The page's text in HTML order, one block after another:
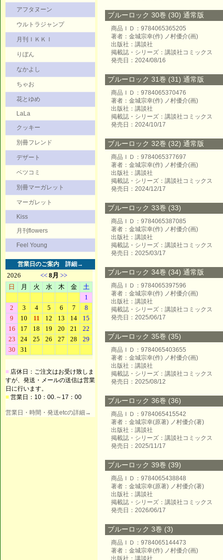
アフタヌーン
ウルトラジャンプ
月刊ＩＫＫＩ
りぼん
なかよし
ちゃお
花とゆめ
LaLa
クッキー
別冊フレンド
デザート
ベツコミ
別冊マーガレット
マーガレット
Kiss
月刊flowers
Feel Young
営業日のご案内 詳細→
■ 店休日：ご注文はお受け致しま
すが、発送・メールの送信は営業
日に行います。
■ 営業日：10：00.～17：00
営業日・時間・発送etcの詳細→
ブルーロック 30巻 (30) 通常版
商品ＩＤ：9784065365205
著者：金城宗幸(作) ノ村優介(画)
出版社：講談社
掲載誌・シリーズ：講談社コミックス
発売日：2024/08/16
ブルーロック 31巻 (31) 通常版
商品ＩＤ：9784065370476
著者：金城宗幸(作) ノ村優介(画)
出版社：講談社
掲載誌・シリーズ：講談社コミックス
発売日：2024/10/17
ブルーロック 32巻 (32) 通常版
商品ＩＤ：9784065377697
著者：金城宗幸(作) ノ村優介(画)
出版社：講談社
掲載誌・シリーズ：講談社コミックス
発売日：2024/12/17
ブルーロック 33巻 (33)
商品ＩＤ：9784065387085
著者：金城宗幸(作) ノ村優介(画)
出版社：講談社
掲載誌・シリーズ：講談社コミックス
発売日：2025/03/17
ブルーロック 34巻 (34) 通常版
商品ＩＤ：9784065397596
著者：金城宗幸(作) ノ村優介(画)
出版社：講談社
掲載誌・シリーズ：講談社コミックス
発売日：2025/06/17
ブルーロック 35巻 (35)
商品ＩＤ：9784065403655
著者：金城宗幸(作) ノ村優介(画)
出版社：講談社
掲載誌・シリーズ：講談社コミックス
発売日：2025/08/12
ブルーロック 36巻 (36)
商品ＩＤ：9784065415542
著者：金城宗幸(原著) ノ村優介(著)
出版社：講談社
掲載誌・シリーズ：講談社コミックス
発売日：2025/11/17
ブルーロック 39巻 (39)
商品ＩＤ：9784065438848
著者：金城宗幸(原著) ノ村優介(著)
出版社：講談社
掲載誌・シリーズ：講談社コミックス
発売日：2026/06/17
ブルーロック 3巻 (3)
商品ＩＤ：9784065144473
著者：金城宗幸(作) ノ村優介(画)
出版社：講談社